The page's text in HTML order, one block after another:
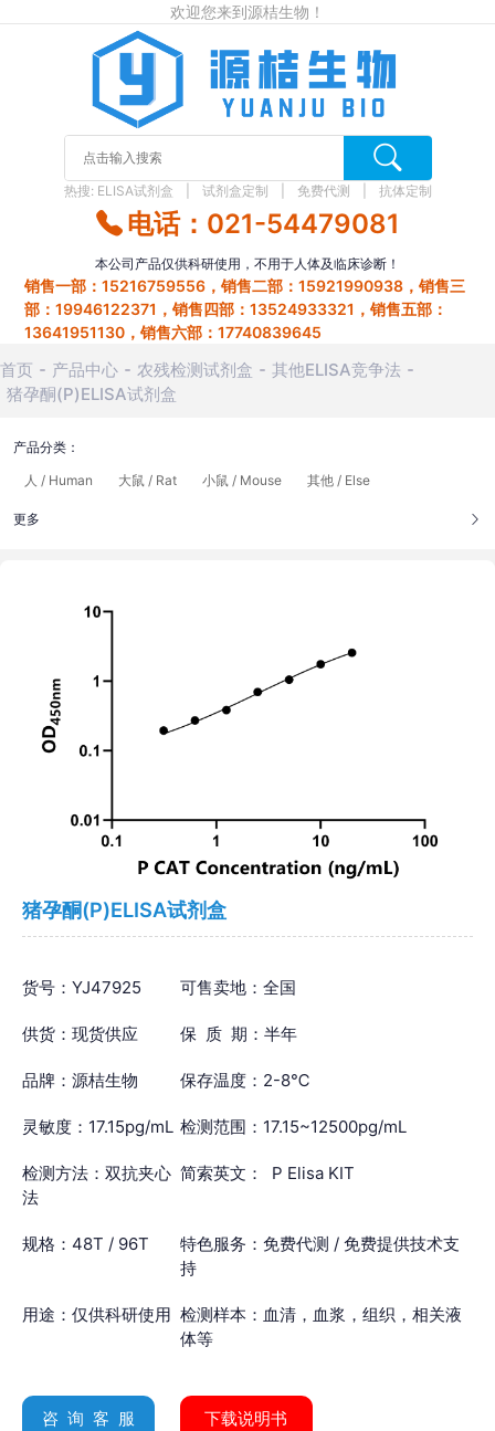
欢迎您来到源桔生物！
热搜: ELISA试剂盒 试剂盒定制 免费代测 抗体定制
电话：021-54479081
本公司产品仅供科研使用，不用于人体及临床诊断！
销售一部：15216759556，销售二部：15921990938，销售三
部：19946122371，销售四部：13524933321，销售五部：
13641951130，销售六部：17740839645
首页 产品中心 农残检测试剂盒
其他ELISA竞争法
猪孕酮(P)ELISA试剂盒
产品分类：
人 / Human
大鼠 / Rat 小鼠 / Mouse 其他 / Else
更多
猪孕酮(P)ELISA试剂盒
货号：YJ47925 可售卖地：全国
供货：现货供应 保 质 期：半年
品牌：源桔生物 保存温度：2-8℃
灵敏度：17.15pg/mL 检测范围：17.15~12500pg/mL
检测方法：双抗夹心
法
简索英文： P Elisa KIT
规格：48T / 96T
特色服务：免费代测 / 免费提供技术支
持
用途：仅供科研使用 检测样本：血清，血浆，组织，相关液
体等
咨 询 客 服 下载说明书